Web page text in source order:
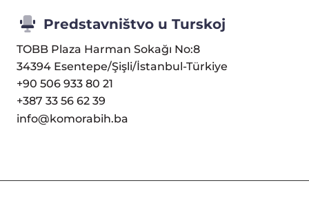
Predstavništvo u Turskoj
TOBB Plaza Harman Sokağı No:8
34394 Esentepe/Şişli/İstanbul-Türkiye
+90 506 933 80 21
+387 33 56 62 39
info@komorabih.ba